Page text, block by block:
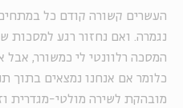
העשרים קשורה קודם כל
נגמרה. ואם נחזור רגע למסכות
המסכה רלוונטי לי כמשורר, אבל
כלומר אם אנחנו נמצאים בתוך
מובהקת לשירה מולטי-מגדרית